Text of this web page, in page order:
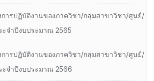
การปฏิบัติงานของภาควิชา/กลุ่มสาขาวิชา/ศูนย์/
ะจำปีงบประมาณ 2565
การปฏิบัติงานของภาควิชา/กลุ่มสาขาวิชา/ศูนย์/
ะจำปีงบประมาณ 2566